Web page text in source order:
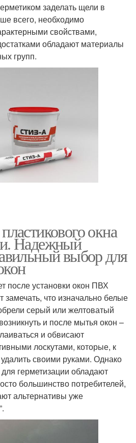
заделать щели в
всего, необходимо
свойствами,
обладают материалы
групп.
окна
Надежный
выбор для
после установки окон ПВХ
что изначально белые
серый или желтоватый
и после мытья окон –
и обвисают
лоскутами, которые, к
своими руками. Однако
герметизации обладают
большинство потребителей,
альтернативы уже